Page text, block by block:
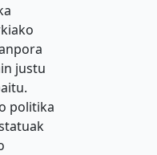
justu
politika